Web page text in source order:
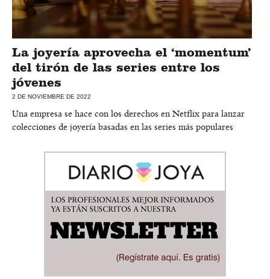
La joyería aprovecha el ‘momentum’
del tirón de las series entre los
jóvenes
2 DE NOVIEMBRE DE 2022
Una empresa se hace con los derechos en Netflix para lanzar
colecciones de joyería basadas en las series más populares